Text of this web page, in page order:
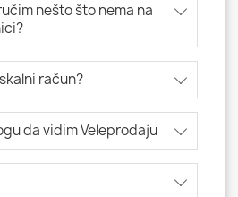
nešto što nema na
račun?
da vidim Veleprodaju